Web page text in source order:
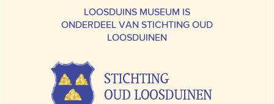
LOOSDUINS MUSEUM IS
ONDERDEEL VAN STICHTING OUD
LOOSDUINEN